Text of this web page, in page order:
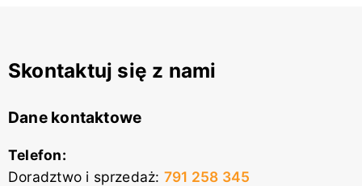
Skontaktuj się z nami
Dane kontaktowe
Telefon:
Doradztwo i sprzedaż: 791 258 345